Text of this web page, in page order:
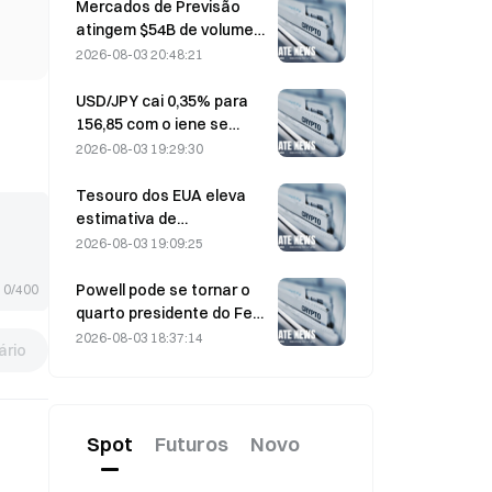
0/400
invertem
Mercados de Previsão
atingem $54B de volume
em julho, à medida que a
impulsiona a negociação
2026-08-03 20:48:21
USD/JPY cai 0,35% para
156,85 com o iene se
fortalecendo no início das
2026-08-03 19:29:30
Tesouro dos EUA eleva
estimativa de
empréstimos do 3º
bilhões
2026-08-03 19:09:25
Powell pode se tornar o
quarto presidente do Fed
a cumprir um mandato
2026-08-03 18:37:14
Spot Futuros Novo